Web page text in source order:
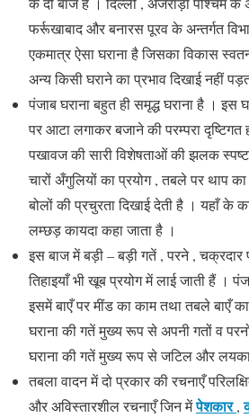
फर्रूखाबाद और बनारस पूरव के अन्तर्गत
एकमात्र ऐसा घराना है जिसका विकास
अन्य किसी घराने का प्रभाव दिखाई नहीं
पंजाब घराना बहुत ही समृद्ध घराना है ।
पर आटा लगाकर बजाने की परम्परा दृष्टिगत
पखावज की सारी विशेषताओं की झलक
चारों अँगुलियों का प्रयोग , तबले पर थाप
बोलों की प्रचुरता दिखाई देती है । यहाँ के
लम्छड़ कायदा कहा जाता है ।
इस बाज में बड़ी – बड़ी गतें , परने ,
तिहाइयाँ भी खूब प्रयोग में लाई जाती हैं ।
इसमें बाएँ पर मींड का काम तथा तबले बाएँ
घराना की गतें मुख्य रूप से अपनी गतों व
घराना की गतें मुख्य रूप से जटिल और
तबला वादन में दो प्रकार की रचनाएँ
और अविस्तारशील रचनाएँ जिन मेंपेशकार,